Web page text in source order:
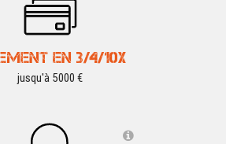
EN 3/4/10X
jusqu'à 5000 €